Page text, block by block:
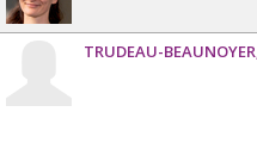
TRUDEAU-BEAUNOYER